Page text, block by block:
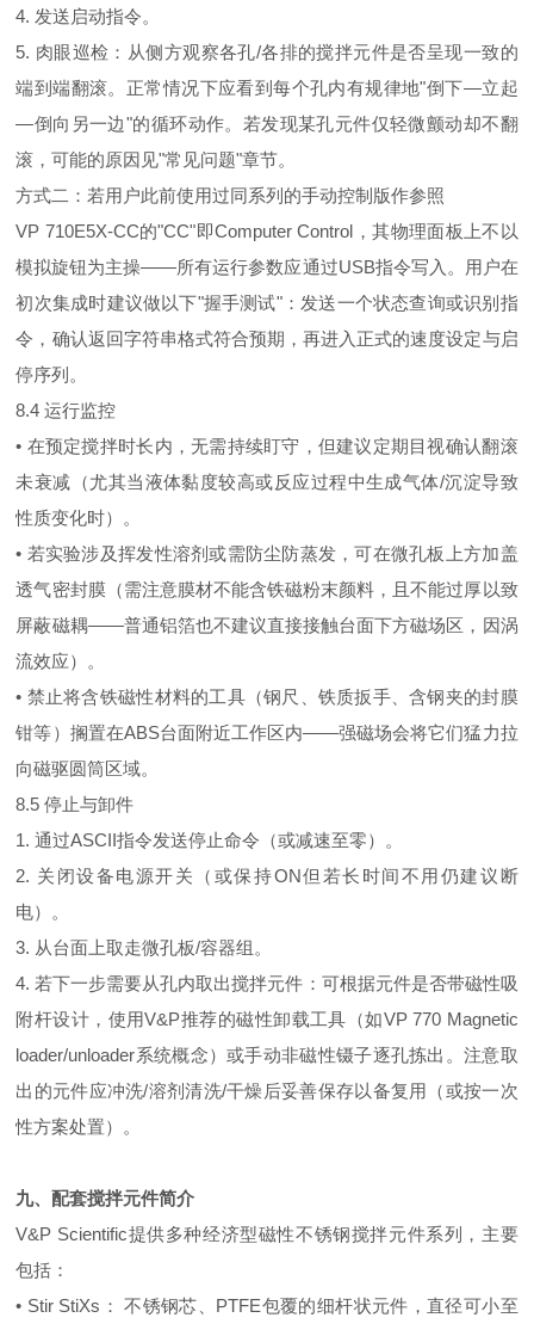
4. 发送启动指令。
5. 肉眼巡检：从侧方观察各孔/各排的搅拌元件是否呈现一致的
端到端翻滚。正常情况下应看到每个孔内有规律地"倒下—立起
—倒向另一边"的循环动作。若发现某孔元件仅轻微颤动却不翻
滚，可能的原因见"常见问题"章节。
方式二：若用户此前使用过同系列的手动控制版作参照
VP 710E5X-CC的"CC"即Computer Control，其物理面板上不以
模拟旋钮为主操——所有运行参数应通过USB指令写入。用户在
初次集成时建议做以下"握手测试"：发送一个状态查询或识别指
令，确认返回字符串格式符合预期，再进入正式的速度设定与启
停序列。
8.4 运行监控
• 在预定搅拌时长内，无需持续盯守，但建议定期目视确认翻滚
未衰减（尤其当液体黏度较高或反应过程中生成气体/沉淀导致
性质变化时）。
• 若实验涉及挥发性溶剂或需防尘防蒸发，可在微孔板上方加盖
透气密封膜（需注意膜材不能含铁磁粉末颜料，且不能过厚以致
屏蔽磁耦——普通铝箔也不建议直接接触台面下方磁场区，因涡
流效应）。
• 禁止将含铁磁性材料的工具（钢尺、铁质扳手、含钢夹的封膜
钳等）搁置在ABS台面附近工作区内——强磁场会将它们猛力拉
向磁驱圆筒区域。
8.5 停止与卸件
1. 通过ASCII指令发送停止命令（或减速至零）。
2. 关闭设备电源开关（或保持ON但若长时间不用仍建议断
电）。
3. 从台面上取走微孔板/容器组。
4. 若下一步需要从孔内取出搅拌元件：可根据元件是否带磁性吸
附杆设计，使用V&P推荐的磁性卸载工具（如VP 770 Magnetic
loader/unloader系统概念）或手动非磁性镊子逐孔拣出。注意取
出的元件应冲洗/溶剂清洗/干燥后妥善保存以备复用（或按一次
性方案处置）。
九、配套搅拌元件简介
V&P Scientific提供多种经济型磁性不锈钢搅拌元件系列，主要
包括：
• Stir StiXs： 不锈钢芯、PTFE包覆的细杆状元件，直径可小至